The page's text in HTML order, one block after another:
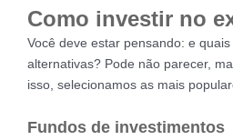
Como investir no
Você deve estar pensando: e
alternativas? Pode não parecer,
isso, selecionamos as mais
Fundos de investimentos